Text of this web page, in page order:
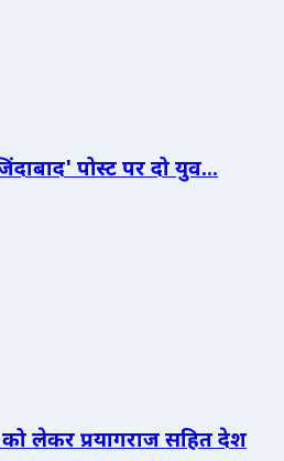
पोस्ट पर दो युव...
लेकर प्रयागराज सहित देश